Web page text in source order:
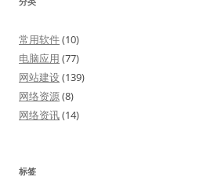
常用软件(10)
电脑应用 (77)
网站建设(139)
网络资源(8)
网络资讯(14)
标签